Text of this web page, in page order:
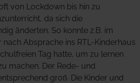
von Lockdown bis hin zu
da sich die
änderten. So konnte z.B. im
nach Absprache ins RTL-Kinderhaus
Tag hatte, um zu lernen
machen. Der Rede- und
groß. Die Kinder und